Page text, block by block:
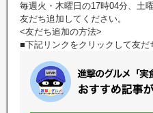
毎週火・木曜日の17時04分、土
友だち追加してください。
<友だち追加の方法>
■下記リンクをクリックして友だ